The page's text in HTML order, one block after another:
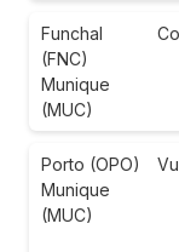
Funchal
(FNC)
Munique
(MUC)
Porto (OPO)
Munique
(MUC)